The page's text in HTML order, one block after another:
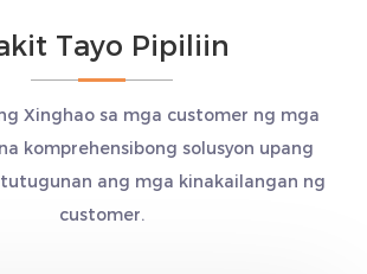
Tayo Pipiliin
Xinghao sa mga customer ng mga
komprehensibong solusyon upang
ang mga kinakailangan ng
customer.